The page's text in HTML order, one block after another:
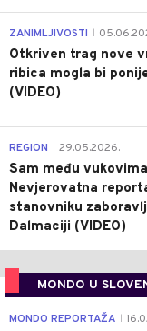
ZANIMLJIVOSTI
Otkriven trag nove
ribica mogla bi
(VIDEO)
REGION 29.05.2026.
Sam među
Nevjerovatna
stanovniku
Dalmaciji (VIDEO)
MONDO U
MONDO REPORTAŽA